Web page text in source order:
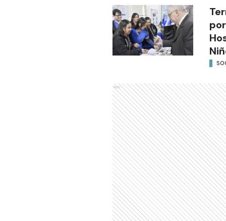
Ads